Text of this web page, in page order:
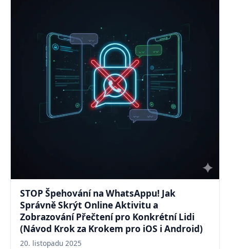
STOP Špehování na WhatsAppu! Jak
Správně Skrýt Online Aktivitu a
Zobrazování Přečtení pro Konkrétní Lidi
(Návod Krok za Krokem pro iOS i Android)
20. listopadu 2025